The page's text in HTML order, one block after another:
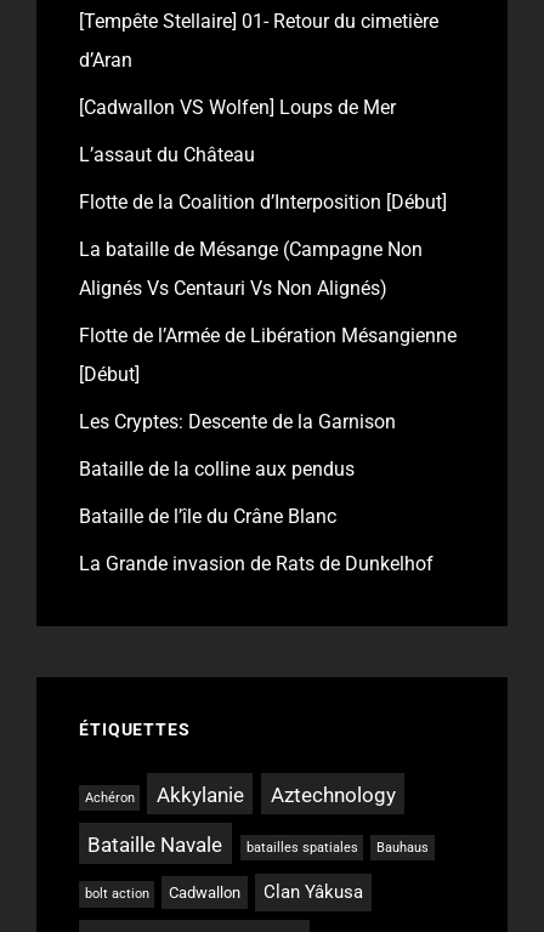
[Tempête Stellaire] 01- Retour du cimetière
d’Aran
[Cadwallon VS Wolfen] Loups de Mer
L’assaut du Château
Flotte de la Coalition d’Interposition [Début]
La bataille de Mésange (Campagne Non
Alignés Vs Centauri Vs Non Alignés)
Flotte de l’Armée de Libération Mésangienne
[Début]
Les Cryptes: Descente de la Garnison
Bataille de la colline aux pendus
Bataille de l’île du Crâne Blanc
La Grande invasion de Rats de Dunkelhof
ÉTIQUETTES
Achéron Akkylanie Aztechnology
Bataille Navale batailles spatiales Bauhaus
bolt action Cadwallon Clan Yâkusa